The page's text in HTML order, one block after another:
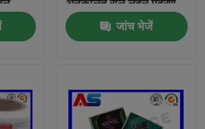
अनुकूलित रोल लेबल मुद्रण
जांच भेजें